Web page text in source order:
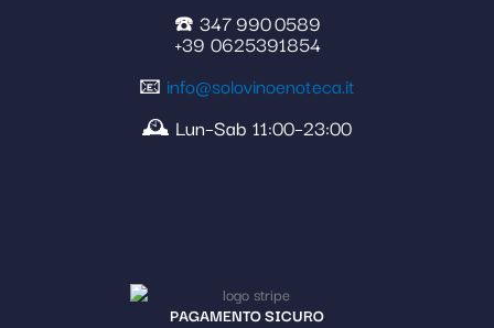
☎️ 347 990 0589
+39 0625391854
📧 info@solovinoenoteca.it
🕰️ Lun–Sab 11:00–23:00
PAGAMENTO SICURO